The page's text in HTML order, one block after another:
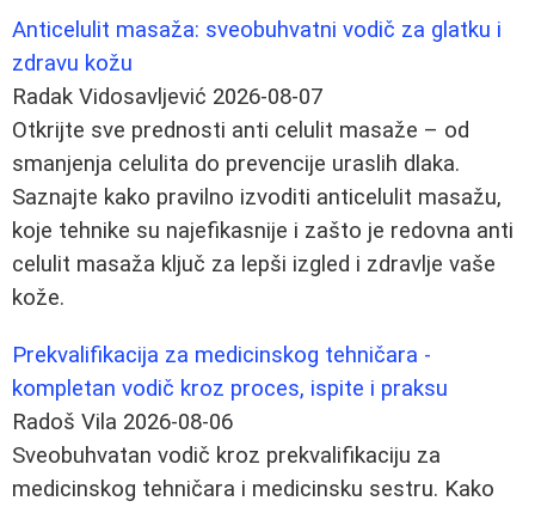
Anticelulit masaža: sveobuhvatni vodič za glatku i
zdravu kožu
Radak Vidosavljević 2026-08-07
Otkrijte sve prednosti anti celulit masaže – od
smanjenja celulita do prevencije uraslih dlaka.
Saznajte kako pravilno izvoditi anticelulit masažu,
koje tehnike su najefikasnije i zašto je redovna anti
celulit masaža ključ za lepši izgled i zdravlje vaše
kože.
Prekvalifikacija za medicinskog tehničara -
kompletan vodič kroz proces, ispite i praksu
Radoš Vila 2026-08-06
Sveobuhvatan vodič kroz prekvalifikaciju za
medicinskog tehničara i medicinsku sestru. Kako